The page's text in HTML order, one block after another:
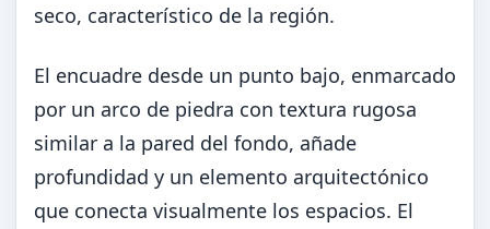
seco, característico de la región.
El encuadre desde un punto bajo, enmarcado
por un arco de piedra con textura rugosa
similar a la pared del fondo, añade
profundidad y un elemento arquitectónico
que conecta visualmente los espacios. El